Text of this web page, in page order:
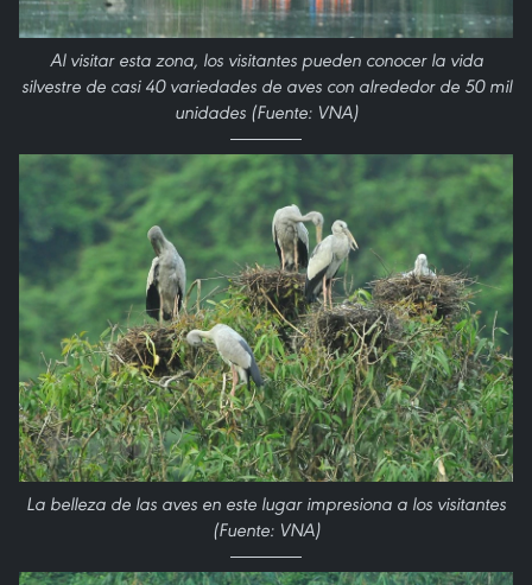
Al visitar esta zona, los visitantes pueden conocer la vida
silvestre de casi 40 variedades de aves con alrededor de 50 mil
unidades (Fuente: VNA)
La belleza de las aves en este lugar impresiona a los visitantes
(Fuente: VNA)